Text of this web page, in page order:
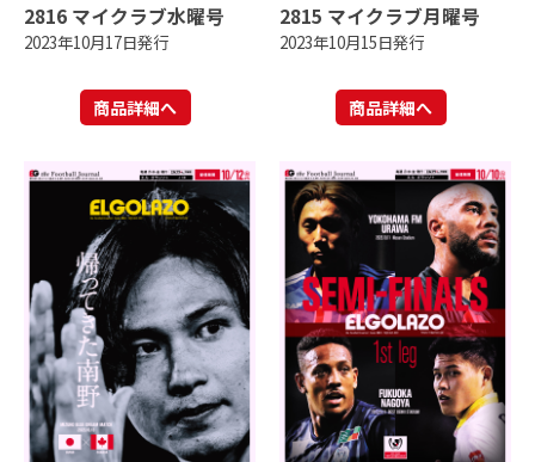
2816 マイクラブ水曜号
2023年10月17日発行
商品詳細へ
2815 マイクラブ月曜号
2023年10月15日発行
商品詳細へ